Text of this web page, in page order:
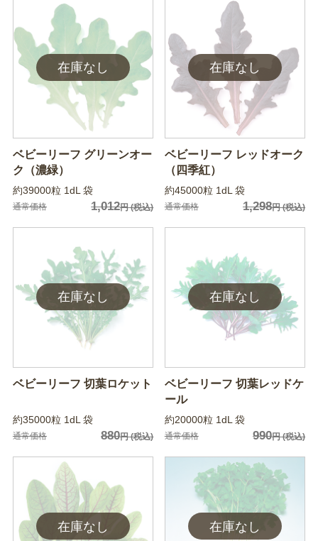
ベビーリーフ グリーンオー
ク（濃緑）
約39000粒 1dL 袋
通常価格 1,012円(税込)
ベビーリーフ レッドオーク
（四季紅）
約45000粒 1dL 袋
通常価格 1,298円(税込)
ベビーリーフ 切葉ロケット
約35000粒 1dL 袋
通常価格 880円(税込)
ベビーリーフ 切葉レッドケ
ール
約20000粒 1dL 袋
通常価格 990円(税込)